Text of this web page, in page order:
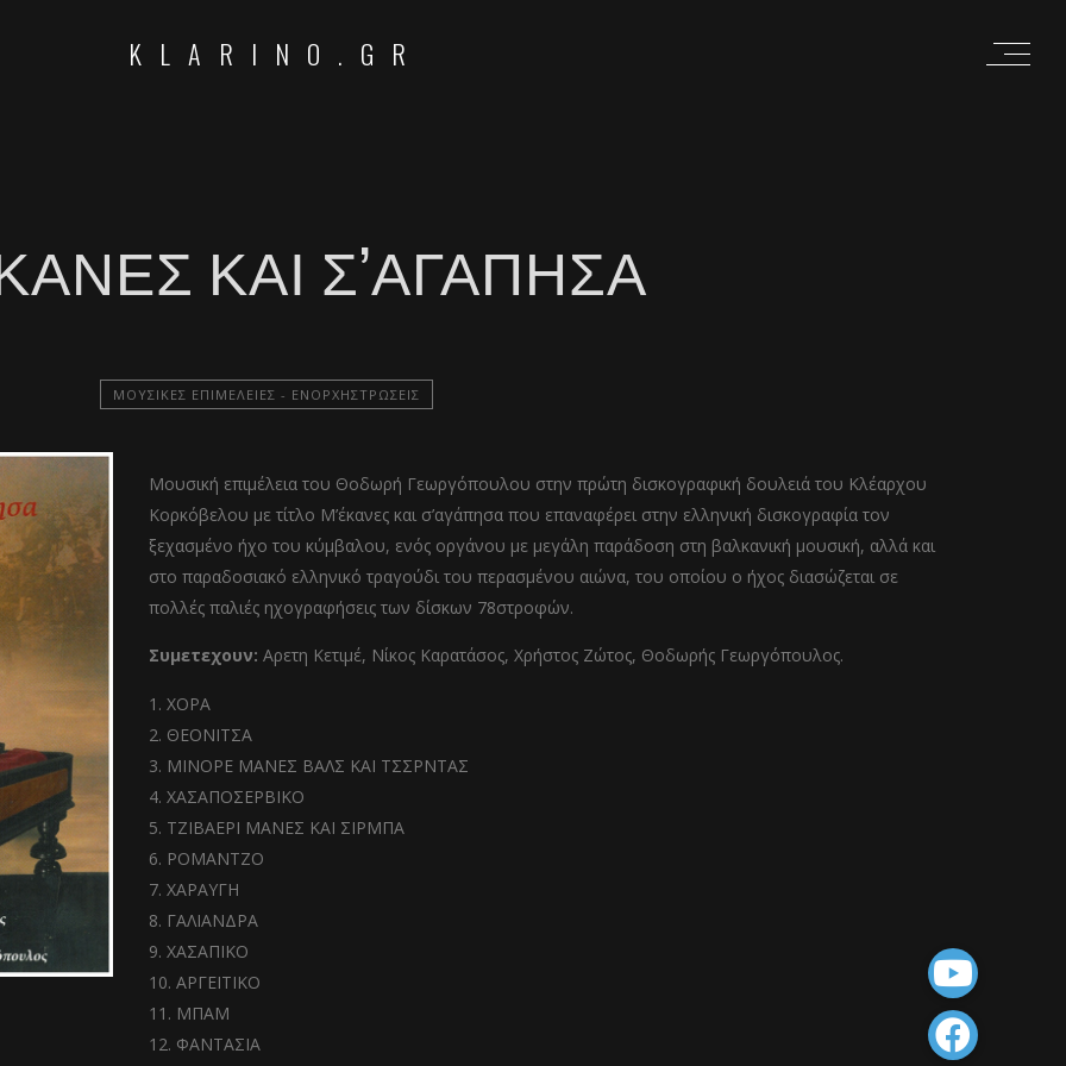
KLARINO.GR
ΚΑΙ Σ’ΑΓΆΠΗΣΑ
ΜΟΥΣΙΚΈΣ ΕΠΙΜΈΛΕΙΕΣ - ΕΝΟΡΧΗΣΤΡΏΣΕΙΣ
Μουσική επιμέλεια του Θοδωρή Γεωργόπουλου στην πρώτη δισκογραφική δουλειά του Κλέαρχου
Κορκόβελου με τίτλο Μ’έκανες και σ’αγάπησα που επαναφέρει στην ελληνική δισκογραφία τον
ξεχασμένο ήχο του κύμβαλου, ενός οργάνου με μεγάλη παράδοση στη βαλκανική μουσική, αλλά και
στο παραδοσιακό ελληνικό τραγούδι του περασμένου αιώνα, του οποίου ο ήχος διασώζεται σε
πολλές παλιές ηχογραφήσεις των δίσκων 78στροφών.
Συμετεχουν: Αρετη Κετιμέ, Νίκος Καρατάσος, Χρήστος Ζώτος, Θοδωρής Γεωργόπουλος.
ΧΟΡΑ
ΘΕΟΝΙΤΣΑ
ΜΙΝΟΡΕ ΜΑΝΕΣ ΒΑΛΣ ΚΑΙ ΤΣΣΡΝΤΑΣ
ΧΑΣΑΠΟΣΕΡΒΙΚΟ
ΤΖΙΒΑΕΡΙ ΜΑΝΕΣ ΚΑΙ ΣΙΡΜΠΑ
ΡΟΜΑΝΤΖΟ
ΧΑΡΑΥΓΗ
ΓΑΛΙΑΝΔΡΑ
ΧΑΣΑΠΙΚΟ
ΑΡΓΕΙΤΙΚΟ
ΜΠΑΜ
ΦΑΝΤΑΣΙΑ